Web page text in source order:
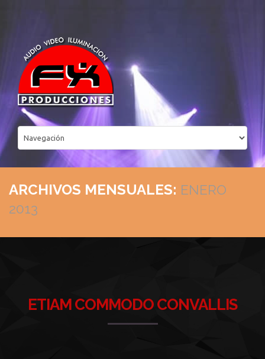
ARCHIVOS MENSUALES: ENERO
2013
ETIAM COMMODO CONVALLIS